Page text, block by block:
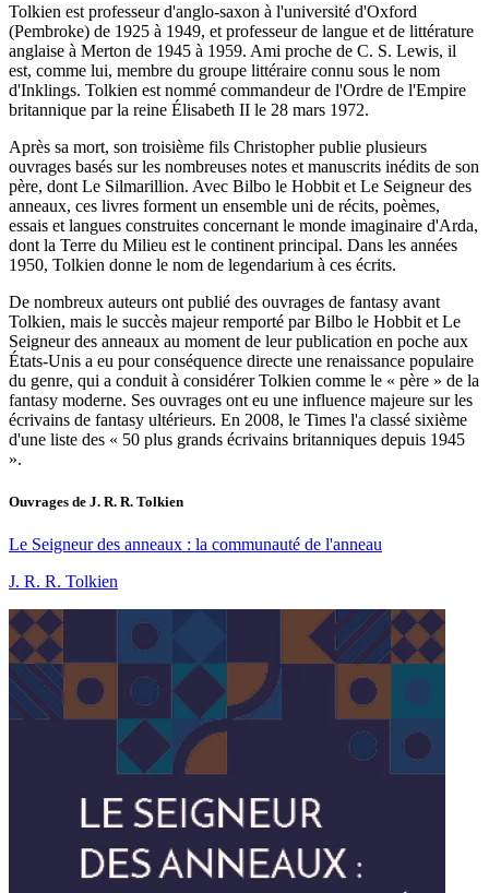
Tolkien est professeur d'anglo-saxon à l'université d'Oxford
(Pembroke) de 1925 à 1949, et professeur de langue et de littérature
anglaise à Merton de 1945 à 1959. Ami proche de C. S. Lewis, il
est, comme lui, membre du groupe littéraire connu sous le nom
d'Inklings. Tolkien est nommé commandeur de l'Ordre de l'Empire
britannique par la reine Élisabeth II le 28 mars 1972.
Après sa mort, son troisième fils Christopher publie plusieurs
ouvrages basés sur les nombreuses notes et manuscrits inédits de son
père, dont Le Silmarillion. Avec Bilbo le Hobbit et Le Seigneur des
anneaux, ces livres forment un ensemble uni de récits, poèmes,
essais et langues construites concernant le monde imaginaire d'Arda,
dont la Terre du Milieu est le continent principal. Dans les années
1950, Tolkien donne le nom de legendarium à ces écrits.
De nombreux auteurs ont publié des ouvrages de fantasy avant
Tolkien, mais le succès majeur remporté par Bilbo le Hobbit et Le
Seigneur des anneaux au moment de leur publication en poche aux
États-Unis a eu pour conséquence directe une renaissance populaire
du genre, qui a conduit à considérer Tolkien comme le « père » de la
fantasy moderne. Ses ouvrages ont eu une influence majeure sur les
écrivains de fantasy ultérieurs. En 2008, le Times l'a classé sixième
d'une liste des « 50 plus grands écrivains britanniques depuis 1945
».
Ouvrages de J. R. R. Tolkien
Le Seigneur des anneaux : la communauté de l'anneau
J. R. R. Tolkien